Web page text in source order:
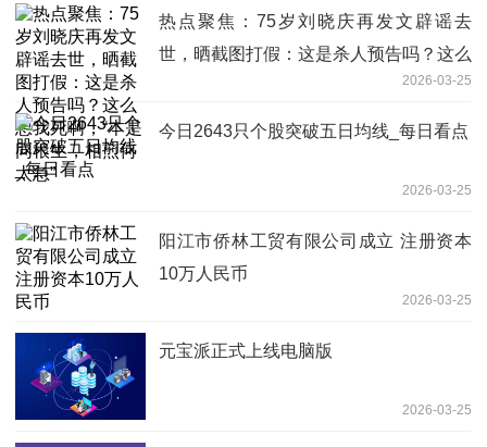
热点聚焦：75岁刘晓庆再发文辟谣去
世，晒截图打假：这是杀人预告吗？这么
想我死啊，“本是同根生，相煎何太急”
2026-03-25
今日2643只个股突破五日均线_每日看点
2026-03-25
阳江市侨林工贸有限公司成立 注册资本
10万人民币
2026-03-25
元宝派正式上线电脑版
2026-03-25